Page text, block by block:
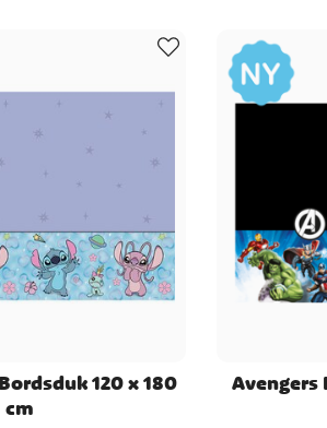
och till riktigt fina sommarfester. Passa på att
just ditt kalas. Vi tror till och med att du
i våra andra kategorier för att hitta
120 x 180
cm
Avengers